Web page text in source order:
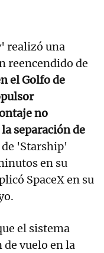
realizó una
reencendido de
el Golfo de
no
separación de
'Starship'
en su
SpaceX en su
el sistema
vuelo en la